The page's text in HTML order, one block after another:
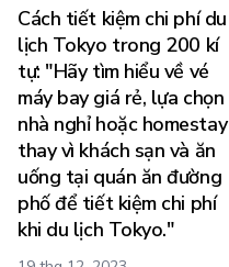
Cách tiết kiệm chi phí du
lịch Tokyo trong 200 kí
tự: "Hãy tìm hiểu về vé
máy bay giá rẻ, lựa chọn
nhà nghỉ hoặc homestay
thay vì khách sạn và ăn
uống tại quán ăn đường
phố để tiết kiệm chi phí
khi du lịch Tokyo."